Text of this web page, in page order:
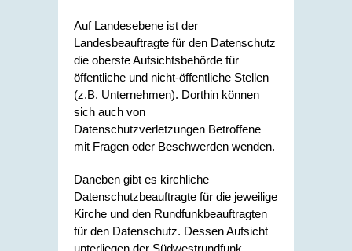
Auf Landesebene ist der
Landesbeauftragte für den Datenschutz
die oberste Aufsichtsbehörde für
öffentliche und nicht-öffentliche Stellen
(z.B. Unternehmen). Dorthin können
sich auch von
Datenschutzverletzungen Betroffene
mit Fragen oder Beschwerden wenden.
Daneben gibt es kirchliche
Datenschutzbeauftragte für die jeweilige
Kirche und den Rundfunkbeauftragten
für den Datenschutz. Dessen Aufsicht
unterliegen der Südwestrundfunk